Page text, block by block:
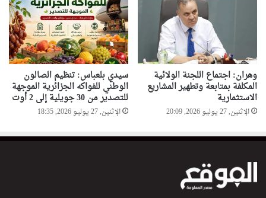
وهران: اجتماع اللجنة الولائية
المكلفة بمتابعة وتطهير المشاريع
الاستثمارية
الإثنين, 27 يوليو 2026, 20:09
سيدي بلعباس: تنظيم الصالون
الوطني للفواكه الجزائرية الموجهة
للتصدير من 30 جويلية إلى 2 أوت
الإثنين, 27 يوليو 2026, 18:35